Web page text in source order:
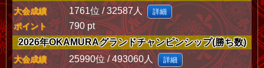
大会成績 1761位 / 32587人 詳細
ポイント
790 pt
2026年OKAMURAグランドチャンピンシップ(勝ち数)
大会成績 25990位 / 493060人 詳細